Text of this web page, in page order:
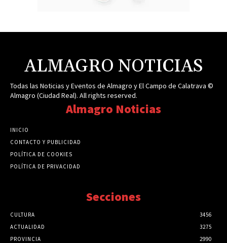
ALMAGRO NOTICIAS
Todas las Noticias y Eventos de Almagro y El Campo de Calatrava ©
Almagro (Ciudad Real). All rights reserved.
Almagro Noticias
INICIO
CONTACTO Y PUBLICIDAD
POLÍTICA DE COOKIES
POLÍTICA DE PRIVACIDAD
Secciones
CULTURA
3456
ACTUALIDAD
3275
PROVINCIA
2990